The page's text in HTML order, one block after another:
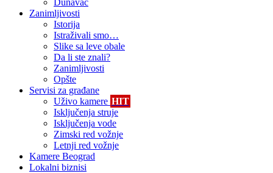
Dunavac
Zanimljivosti
Istorija
Istraživali smo…
Slike sa leve obale
Da li ste znali?
Zanimljivosti
Opšte
Servisi za građane
Uživo kamere HIT
Isključenja struje
Isključenja vode
Zimski red vožnje
Letnji red vožnje
Kamere Beograd
Lokalni biznisi